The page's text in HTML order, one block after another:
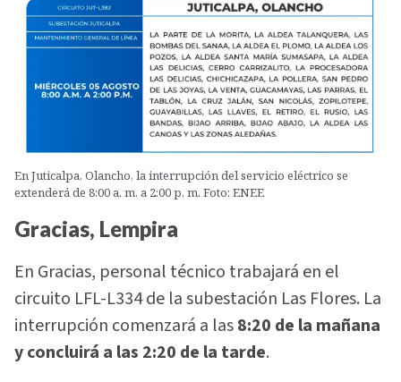
En Juticalpa, Olancho, la interrupción del servicio eléctrico se
extenderá de 8:00 a. m. a 2:00 p. m. Foto: ENEE
Gracias, Lempira
En Gracias, personal técnico trabajará en el
circuito LFL-L334 de la subestación Las Flores. La
interrupción comenzará a las8:20 de la mañana
y concluirá a las 2:20 de la tarde.